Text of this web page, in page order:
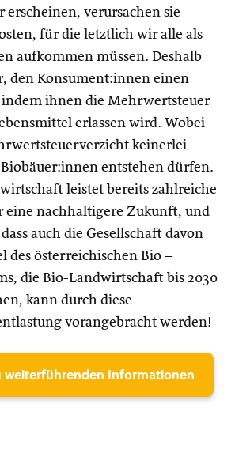
erscheinen, verursachen sie
für die letztlich wir alle als
aufkommen müssen. Deshalb
den Konsument:innen einen
ihnen die Mehrwertsteuer
erlassen wird. Wobei
keinerlei
entstehen dürfen.
leistet bereits zahlreiche
eine nachhaltigere Zukunft, und
auch die Gesellschaft davon
des österreichischen Bio –
die Bio-Landwirtschaft bis 2030
kann durch diese
vorangebracht werden!
weiterführenden Informationen